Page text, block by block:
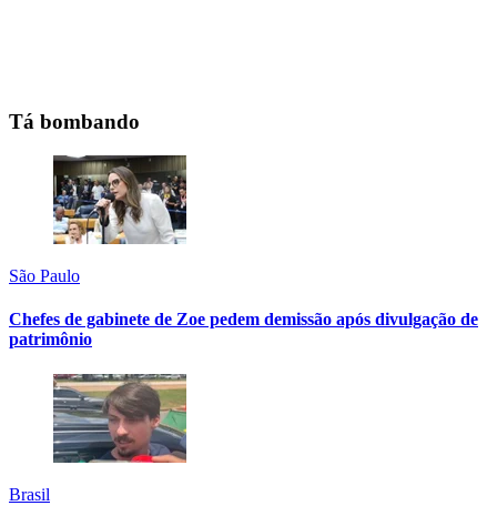
Tá bombando
São Paulo
Chefes de gabinete de Zoe pedem demissão após divulgação de
patrimônio
Brasil